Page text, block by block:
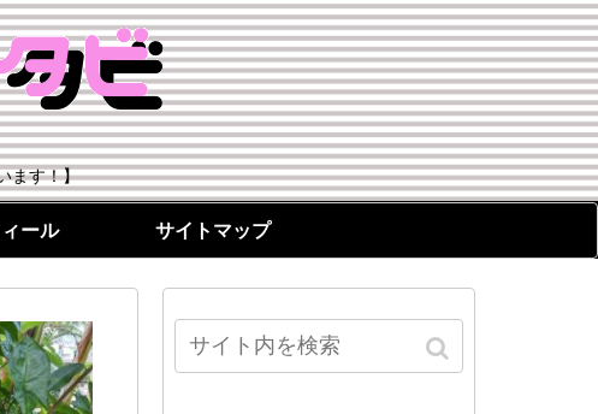
ます！】
ール サイトマップ